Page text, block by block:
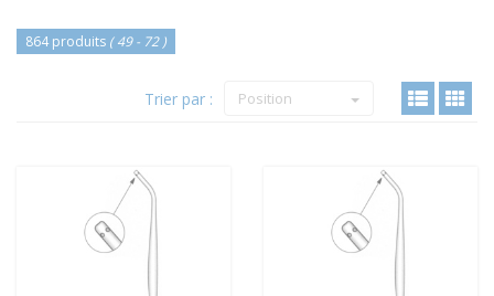
864 produits ( 49 - 72 )
Trier par : Position